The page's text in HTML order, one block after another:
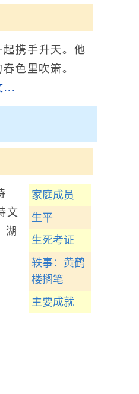
携手升天。他
色里吹箫。
...
家庭成员
生平
生死考证
轶事：黄鹤
楼搁笔
主要成就
文
湖